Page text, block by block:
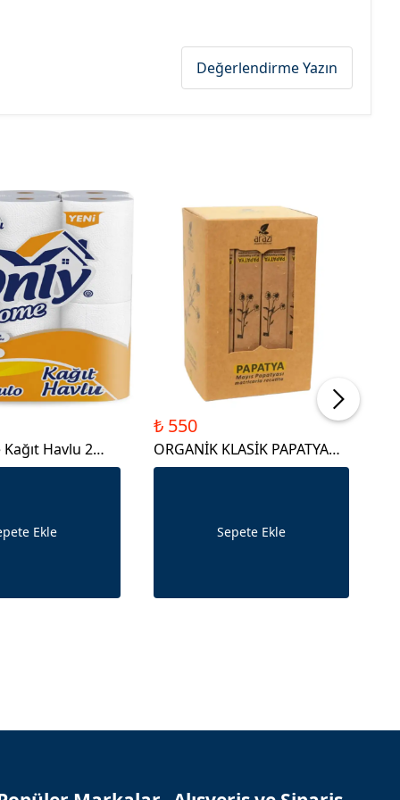
Değerlendirme Yazın
Havlu 2
Paket
Ekle
₺ 550
ORGANİK KLASİK PAPATYA
16'LI
Sepete Ekle